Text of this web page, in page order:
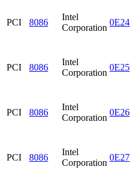
PCI 8086
Intel
Corporation
0E24
PCI 8086
Intel
Corporation
0E25
PCI 8086
Intel
Corporation
0E26
PCI 8086
Intel
Corporation
0E27